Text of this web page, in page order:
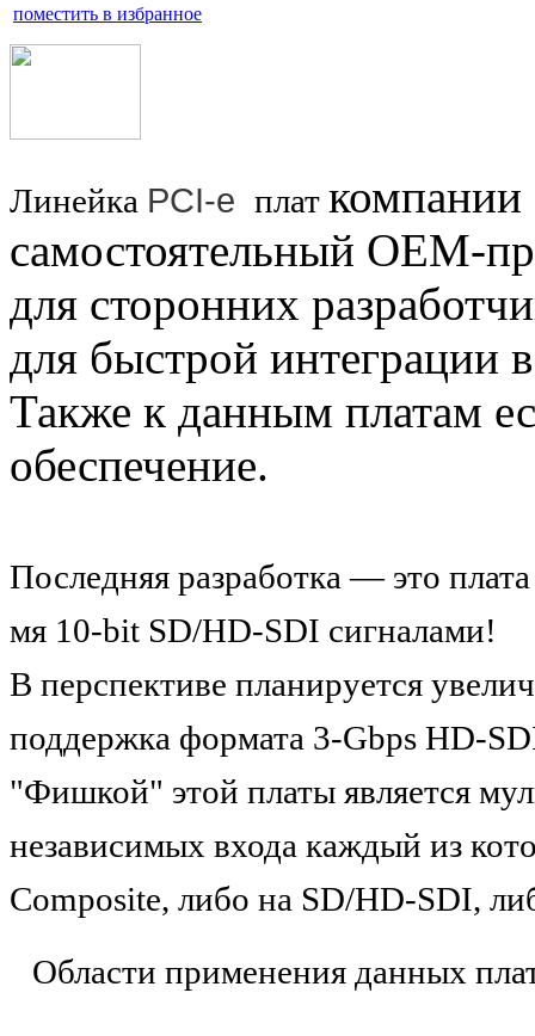
поместить в избранное
Линейка PCI-e плат
самостоятельный OEM-
для сторонних
для быстрой интеграции
Также к данным платам
обеспечение.
Последняя разработка — это
мя 10-bit SD/HD-SDI сигналами!
В перспективе планируется
поддержка формата 3-Gbps HD-
"Фишкой" этой платы является
независимых входа каждый из
Composite, либо на SD/HD-SDI,
Области применения данных